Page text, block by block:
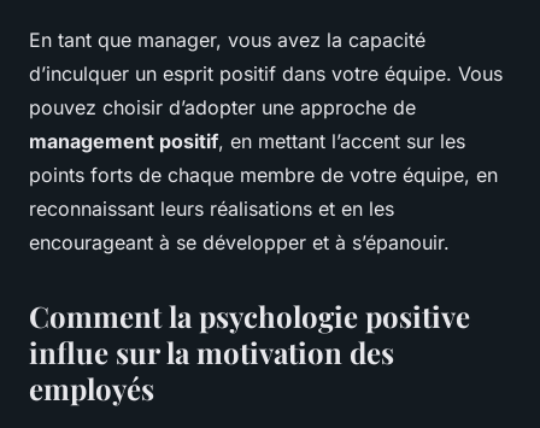
En tant que manager, vous avez la capacité
d’inculquer un esprit positif dans votre équipe. Vous
pouvez choisir d’adopter une approche de
management positif, en mettant l’accent sur les
points forts de chaque membre de votre équipe, en
reconnaissant leurs réalisations et en les
encourageant à se développer et à s’épanouir.
Comment la psychologie positive
influe sur la motivation des
employés